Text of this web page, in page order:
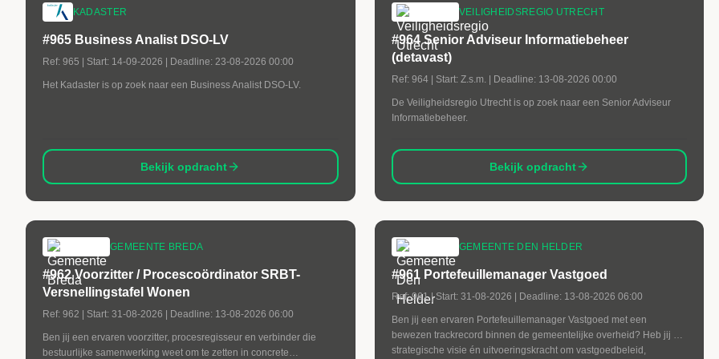
KADASTER
#965 Business Analist DSO-LV
Ref: 965 | Start: 14-09-2026 | Deadline: 23-08-2026 00:00
Het Kadaster is op zoek naar een Business Analist DSO-LV.
Bekijk opdracht
VEILIGHEIDSREGIO UTRECHT
#964 Senior Adviseur Informatiebeheer
(detavast)
Ref: 964| Start: Z.s.m. | Deadline: 13-08-2026 00:00
De Veiligheidsregio Utrecht is op zoek naar een Senior Adviseur
Informatiebeheer.
Bekijk opdracht
GEMEENTE BREDA
#962 Voorzitter / Procescoördinator SRBT-
Versnellingstafel Wonen
Ref: 962 | Start: 31-08-2026 | Deadline: 13-08-2026 06:00
Ben jij een ervaren voorzitter, procesregisseur en verbinder die
bestuurlijke samenwerking weet om te zetten in concrete
GEMEENTE DEN HELDER
#961 Portefeuillemanager Vastgoed
Ref:961| Start: 31-08-2026 | Deadline: 13-08-2026 06:00
Ben jij een ervaren Portefeuillemanager Vastgoed met een
bewezen trackrecord binnen de gemeentelijke overheid? Heb jij de
strategische visie én uitvoeringskracht om vastgoedbeleid,